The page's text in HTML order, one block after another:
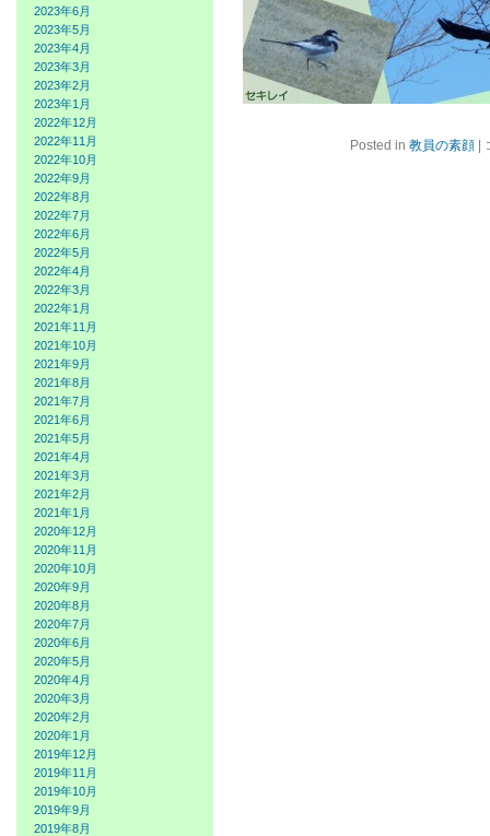
2023年6月
2023年5月
2023年4月
2023年3月
2023年2月
2023年1月
2022年12月
2022年11月
2022年10月
2022年9月
2022年8月
2022年7月
2022年6月
2022年5月
2022年4月
2022年3月
2022年1月
2021年11月
2021年10月
2021年9月
2021年8月
2021年7月
2021年6月
2021年5月
2021年4月
2021年3月
2021年2月
2021年1月
2020年12月
2020年11月
2020年10月
2020年9月
2020年8月
2020年7月
2020年6月
2020年5月
2020年4月
2020年3月
2020年2月
2020年1月
2019年12月
2019年11月
2019年10月
2019年9月
2019年8月
Posted in 教員の素顔 |